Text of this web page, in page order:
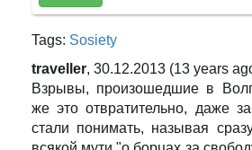
Tags: Sosiety
traveller, 30.12.2013 (13 years
Взрывы, произошедшие в
же это отвратительно, даже
стали понимать, называя